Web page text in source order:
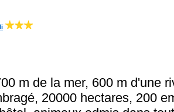
m de la mer, 600 m d'une
20000 hectares, 200